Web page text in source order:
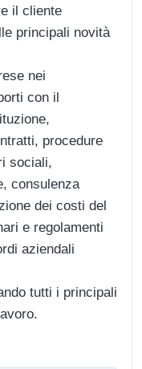
il cliente
principali novità
nei
con il
procedure
sociali,
consulenza
dei costi del
e regolamenti
aziendali
tutti i principali